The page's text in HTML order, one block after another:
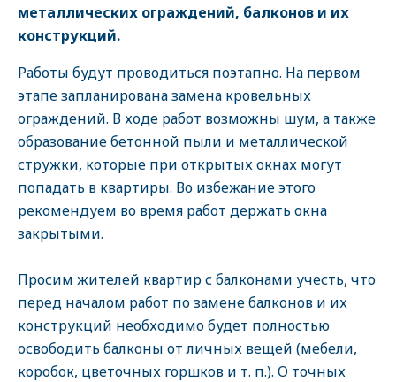
металлических ограждений, балконов и их
конструкций.
Работы будут проводиться поэтапно. На первом
этапе запланирована замена кровельных
ограждений. В ходе работ возможны шум, а также
образование бетонной пыли и металлической
стружки, которые при открытых окнах могут
попадать в квартиры. Во избежание этого
рекомендуем во время работ держать окна
закрытыми.
Просим жителей квартир с балконами учесть, что
перед началом работ по замене балконов и их
конструкций необходимо будет полностью
освободить балконы от личных вещей (мебели,
коробок, цветочных горшков и т. п.). О точных